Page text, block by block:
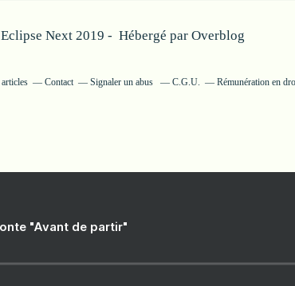
Eclipse Next 2019 - Hébergé par Overblog
Contact Signaler un abus C.G.U. Rémunération en
"Avant de partir"